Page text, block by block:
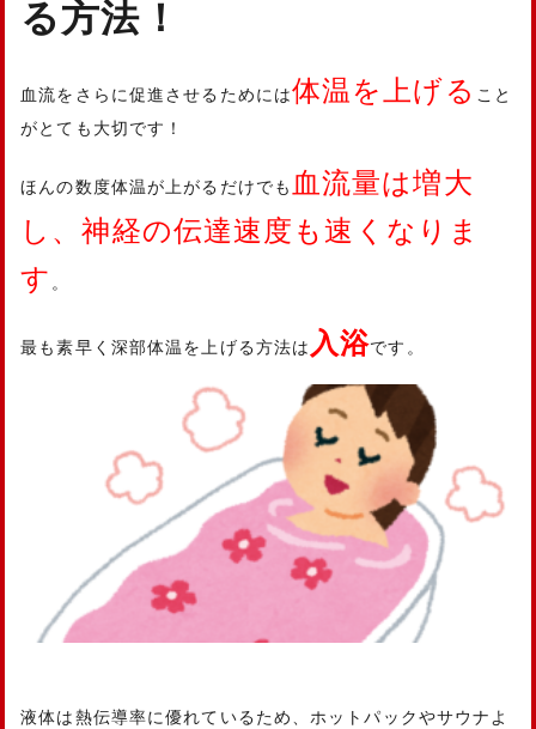
る方法！
血流をさらに促進させるためには体温を上げる こと
がとても大切です！
ほんの数度体温が上がるだけでも 血流量は増大
し、神経の伝達速度も速くなりま
す 。
最も素早く深部体温を上げる方法は 入浴です。
液体は熱伝導率に優れているため、ホットパックやサウナよ